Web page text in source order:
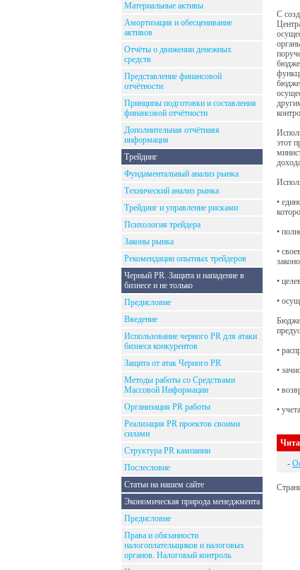
Материальные активы
Амортизация и обесценивание
активов
Отчёты о движении денежных
средств
Представление финансовой
отчётности
Принципы подготовки и составления
финансовой отчётности
Дополнительная отчётнаяя
информация
Трейдинг
Фундаментальный анализ рынка
Технический анализ рынка
Трейдинг и управление рисками
Психология трейдера
Законы рынка
Рекомендации опытных трейдеров
Черный PR. Защита и нападение в
бизнесе и не только
Предисловие
Введение
Использование черного PR для атаки
бизнеса конкурентов
Защита от атак Черного PR
Методы работы со Средствами
Массовой Информации
Организация PR работы
Реализация PR проектов своими
силами
Структура PR кампании
Послесловие
Статьи на нашем сайте
Экономическая природа менеджмента
Предисловие
Права и обязанности
налогоплательщиков и налоговых
органов. Налоговый контроль.
С
этот
•
•
•
•
•
•
•
•
•
-